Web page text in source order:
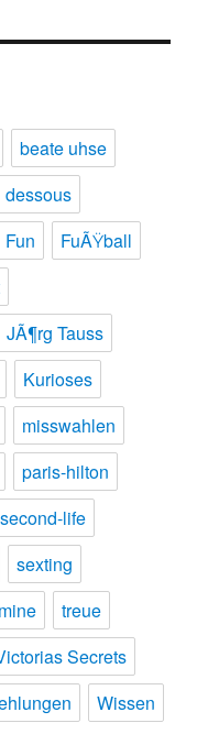
beate uhse
dessous
Fun
FuÃŸball
JÃ¶rg Tauss
Kurioses
misswahlen
paris-hilton
second-life
sexting
treue
Secrets
Wissen